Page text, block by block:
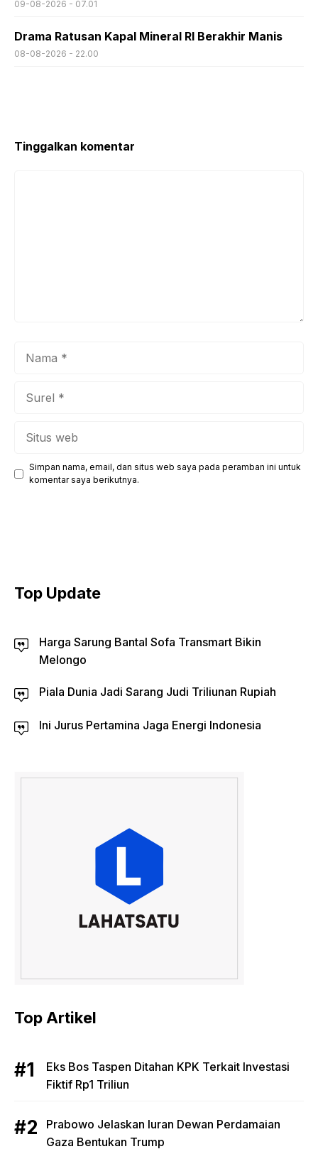
09-08-2026 - 07.01
Drama Ratusan Kapal Mineral RI Berakhir Manis
08-08-2026 - 22.00
Tinggalkan komentar
Simpan nama, email, dan situs web saya pada peramban ini untuk
komentar saya berikutnya.
Top Update
Harga Sarung Bantal Sofa Transmart Bikin
Melongo
Piala Dunia Jadi Sarang Judi Triliunan Rupiah
Ini Jurus Pertamina Jaga Energi Indonesia
Top Artikel
Eks Bos Taspen Ditahan KPK Terkait Investasi
Fiktif Rp1 Triliun
Prabowo Jelaskan Iuran Dewan Perdamaian
Gaza Bentukan Trump